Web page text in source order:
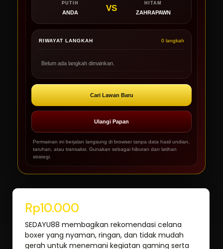
PUTIH
ANDA VS
HITAM
ZAHRAPAWN
RIWAYAT LANGKAH 0 langkah
Belum ada langkah dimainkan.
Cari Lawan Baru
Ulangi Papan
Permainan ini berjalan langsung di browser tanpa data hasil undian,
taruhan, atau transaksi. Gunakan sebagai hiburan dan latihan
strategi.
Rp10.000
SEDAYU88 membagikan rekomendasi celana
boxer yang nyaman, ringan, dan tidak mudah
gerah untuk menemani kegiatan gaming serta